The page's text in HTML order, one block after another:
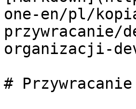
one-en/pl/
przywracanie/
organizacji-
#